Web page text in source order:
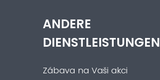
ANDERE
DIENSTLEISTUNGEN
Zábava na Vaši akci